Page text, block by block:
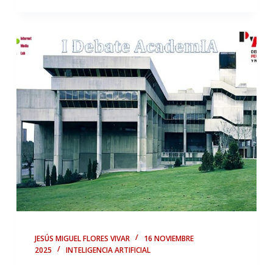
JESÚS MIGUEL FLORES VIVAR
16 NOVIEMBRE
2025
INTELIGENCIA ARTIFICIAL